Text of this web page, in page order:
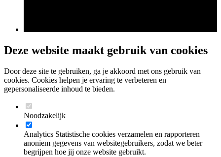
Deze website maakt gebruik van cookies
Door deze site te gebruiken, ga je akkoord met ons gebruik van
cookies. Cookies helpen je ervaring te verbeteren en
gepersonaliseerde inhoud te bieden.
Noodzakelijk
Analytics Statistische cookies verzamelen en rapporteren
anoniem gegevens van websitegebruikers, zodat we beter
begrijpen hoe jij onze website gebruikt.